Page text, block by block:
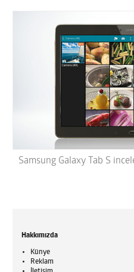
Samsung Galaxy Tab S
Hakkımızda
Künye
Reklam